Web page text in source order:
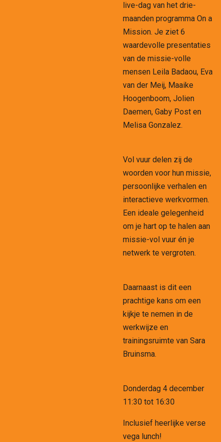
live-dag van het drie-
maanden programma On a
Mission. Je ziet 6
waardevolle presentaties
van de missie-volle
mensen Leila Badaou, Eva
van der Meij, Maaike
Hoogenboom, Jolien
Daemen, Gaby Post en
Melisa Gonzalez.
Vol vuur delen zij de
woorden voor hun missie,
persoonlijke verhalen en
interactieve werkvormen.
Een ideale gelegenheid
om je hart op te halen aan
missie-vol vuur én je
netwerk te vergroten.
Daarnaast is dit een
prachtige kans om een
kijkje te nemen in de
werkwijze en
trainingsruimte van Sara
Bruinsma.
Donderdag 4 december
11:30 tot 16:30
Inclusief heerlijke verse
vega lunch!